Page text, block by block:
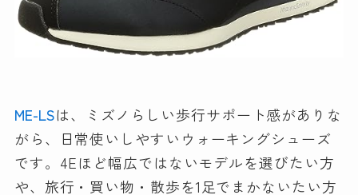
ME-LSは、ミズノらしい歩行サポート感がありな
がら、日常使いしやすいウォーキングシューズ
です。4Eほど幅広ではないモデルを選びたい方
や、旅行・買い物・散歩を1足でまかないたい方